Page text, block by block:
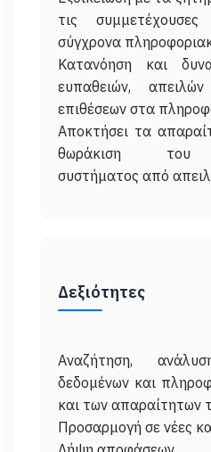
τις
σύγχρονα
Κατανόηση και
ευπαθειών,
επιθέσεων στα
Αποκτήσει τα
θωράκιση του
Δεξιότητες
Αναζήτηση,
δεδομένων και
και των απαραίτητων
Προσαρμογή σε νέες